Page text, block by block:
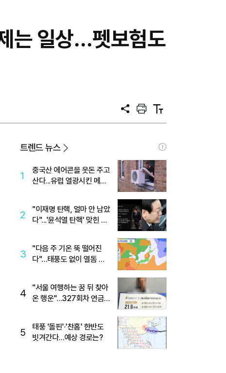
는 일상…펫보험도
공
프
트
텍
트
트렌드 뉴스
1
중국산 에어콘을 웃돈 주고
산다...유럽 열광시킨 메이
2
"이재명 탄핵, 얼마 안 남았
다"...'윤석열 탄핵' 맞힌 무
3
"다음 주 기온 뚝 떨어진
다"…태풍도 없이 열돔 박
4
"서울 여행하는 꿈 뒤 찾아
온 행운"…327회차 연금
5
태풍 '돌핀'·'찬홈' 한반도
빗겨간다…예상 경로는?